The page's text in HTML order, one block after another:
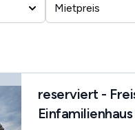
Mietpreis
reserviert -